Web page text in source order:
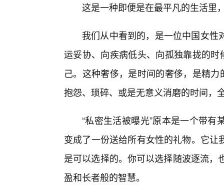
这是一种即便是在最平凡的生活里
我们从中看到的，是一位中国女
运妥协、向疾病低头、向孤独靠拢的
己。这种奢侈，是时间的奢侈，是精
抱怨、琐碎、或是无意义消磨的时间，
“私密生活被曝光”原本是一个带
变成了一份送给所有女性的礼物。它
是可以选择的。你可以选择随波逐流
盈和长者般的智慧。